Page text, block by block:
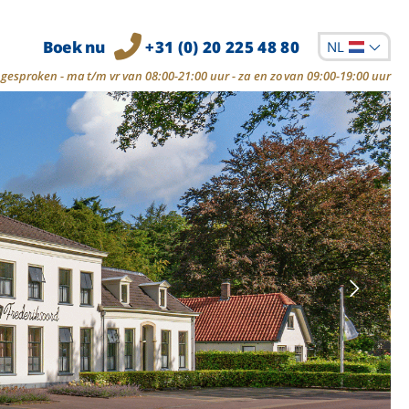
Boek nu +31 (0) 20 225 48 80 NL
- ma t/m vr van 08:00-21:00 uur - za en zo van 09:00-19:00 uur